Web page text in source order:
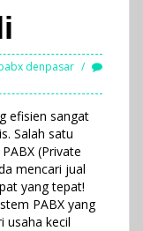
denpasar
efisien sangat
Salah satu
(Private
mencari jual
yang tepat!
PABX yang
usaha kecil